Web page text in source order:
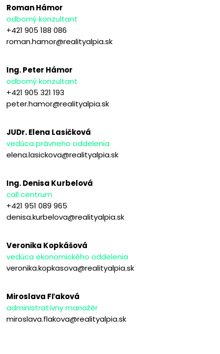
Roman Hámor
odborný konzultant
+421 905 188 086
roman.hamor@realityalpia.sk
Ing. Peter Hámor
odborný konzultant
+421 905 321 193
peter.hamor@realityalpia.sk
JUDr. Elena Lasičková
vedúca právneho oddelenia
elena.lasickova@realityalpia.sk
Ing. Denisa Kurbelová
call centrum
+421 951 089 965
denisa.kurbelova@realityalpia.sk
Veronika Kopkášová
vedúca ekonomického oddelenia
veronika.kopkasova@realityalpia.sk
Miroslava Fľaková
administratívny manažér
miroslava.flakova@realityalpia.sk